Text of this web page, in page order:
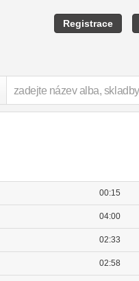
Registrace
00:15
04:00
02:33
02:58